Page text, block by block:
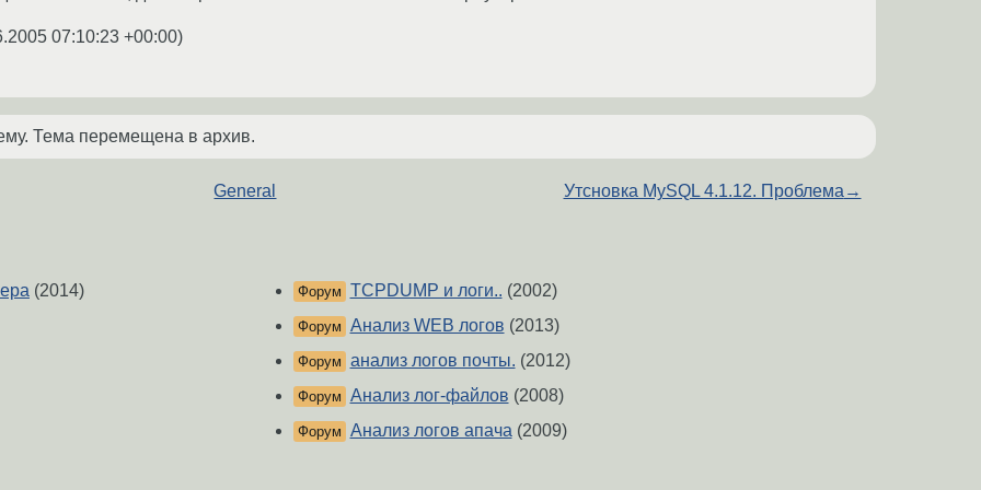
07:10:23 +00:00)
Тема перемещена в архив.
General Утсновка MySQL 4.1.12. Проблема →
(2014) Форум TCPDUMP и логи.. (2002)
Форум Анализ WEB логов (2013)
Форум анализ логов почты. (2012)
Форум Анализ лог-файлов (2008)
Форум Анализ логов апача(2009)